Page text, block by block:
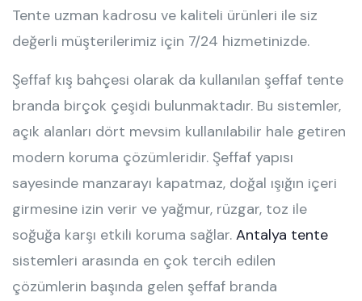
Tente uzman kadrosu ve kaliteli ürünleri ile siz
değerli müşterilerimiz için 7/24 hizmetinizde.
Şeffaf kış bahçesi olarak da kullanılan şeffaf tente
branda birçok çeşidi bulunmaktadır. Bu sistemler,
açık alanları dört mevsim kullanılabilir hale getiren
modern koruma çözümleridir. Şeffaf yapısı
sayesinde manzarayı kapatmaz, doğal ışığın içeri
girmesine izin verir ve yağmur, rüzgar, toz ile
soğuğa karşı etkili koruma sağlar. Antalya tente
sistemleri arasında en çok tercih edilen
çözümlerin başında gelen şeffaf branda